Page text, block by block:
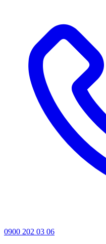
0900 202 03 06